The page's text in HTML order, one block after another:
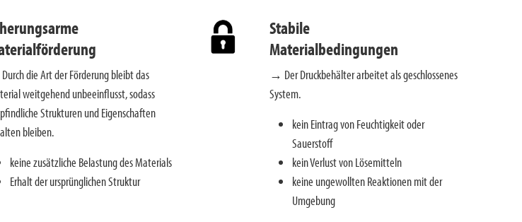
die Art der Förderung bleibt das
weitgehend unbeeinflusst, sodass
Strukturen und Eigenschaften
bleiben.
keine zusätzliche Belastung des Materials
Erhalt der ursprünglichen Struktur
Stabile
Materialbedingungen
→ Der Druckbehälter arbeitet als geschlossenes
System.
kein Eintrag von Feuchtigkeit oder
Sauerstoff
kein Verlust von Lösemitteln
keine ungewollten Reaktionen mit der
Umgebung